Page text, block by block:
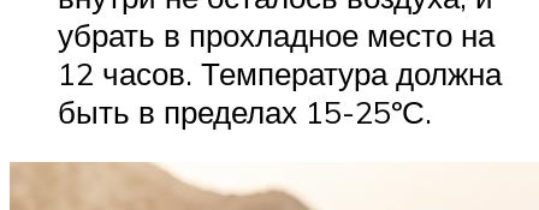
убрать в прохладное место на
12 часов. Температура должна
быть в пределах 15-25ºС.